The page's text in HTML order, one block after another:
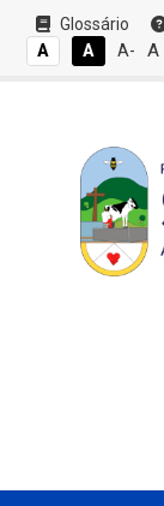
Glossário
A
A A- A